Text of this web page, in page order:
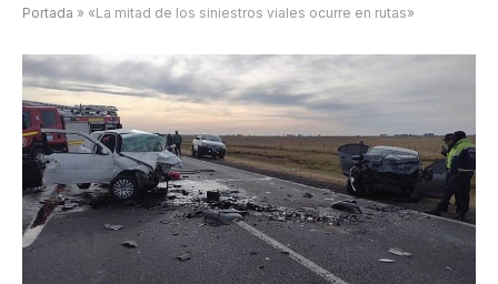
Portada » «La mitad de los siniestros viales ocurre en rutas»